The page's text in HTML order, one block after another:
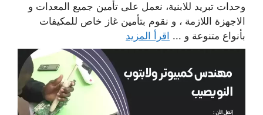
وحدات تبريد للابنية، نعمل على تأمين جميع المعدات و
الاجهزة اللازمة ، و نقوم بتأمين غاز خاص للمكيفات
بأنواع متنوعة و ... اقرأ المزيد